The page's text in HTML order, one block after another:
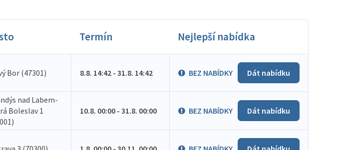
Termín Nejlepší nabídka
Bor (47301) 8.8. 14:42 - 31.8. 14:42 BEZ NABÍDKY Dát nabídku
nad Labem-
Boleslav 1
10.8. 00:00 - 31.8. 00:00 BEZ NABÍDKY Dát nabídku